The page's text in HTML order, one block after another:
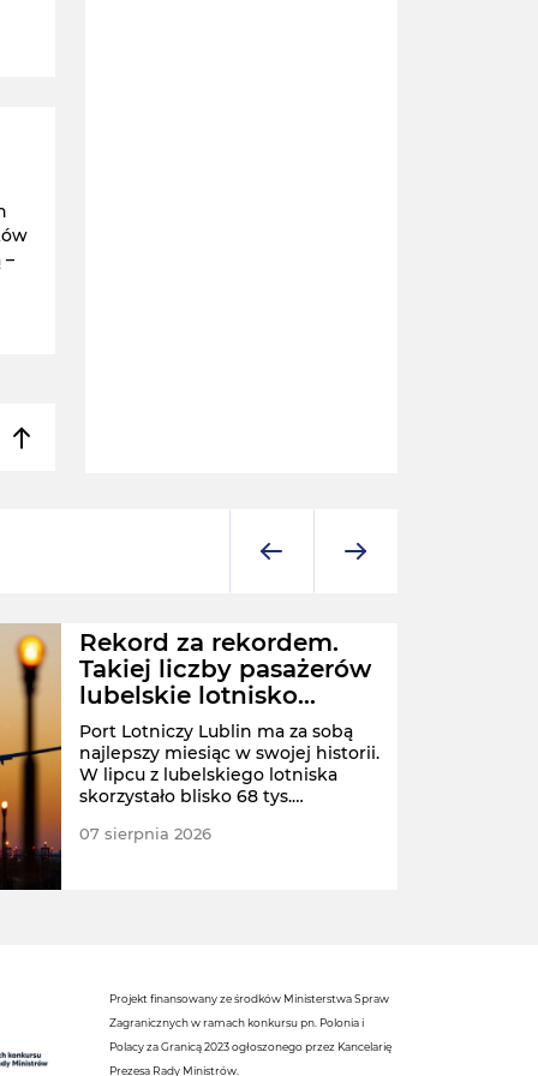
–
Rekord za rekordem.
Takiej liczby pasażerów
lubelskie lotnisko
jeszcze nie odprawiło
Port Lotniczy Lublin ma za sobą
najlepszy miesiąc w swojej historii.
W lipcu z lubelskiego lotniska
skorzystało blisko 68 tys.
07 sierpnia 2026
Projekt finansowany ze środków Ministerstwa Spraw
Zagranicznych w ramach konkursu pn. Polonia i
Polacy za Granicą 2023 ogłoszonego przez Kancelarię
Prezesa Rady Ministrów.